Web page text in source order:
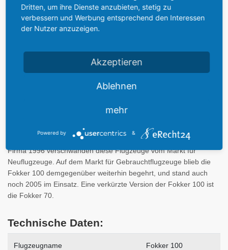
Fokker 100 war eine Weiterentwicklung der Fokker F-28
Fellowship, von der sie sich durch einen gestreckten Rumpf,
modernere Rolls-Royce Tay Turbofan-Triebwerke, neuere
den zu dieser Zeit fortschrittlichen Daten zählten die geringe
Lärmbelastung beim Start und bei der Landung und eine recht
Die Fokker 100 war sehr erfolgreich. Besonders in den USA
konnte man zahlreiche Maschinen dieses Typs verkaufen. Auch in
Europa fanden sich zahlreiche Abnehmer, die dieses moderne
Konzept des Regionaljets benötigten. Doch mit dem Konkurs der
Firma 1996 verschwanden diese Flugzeuge vom Markt für
Neuflugzeuge. Auf dem Markt für Gebrauchtflugzeuge blieb die
Fokker 100 demgegenüber weiterhin begehrt, und stand auch
noch 2005 im Einsatz. Eine verkürzte Version der Fokker 100 ist
die Fokker 70.
Technische Daten:
Flugzeugname Fokker 100
Dritten, um ihre Dienste anzubieten, stetig zu
verbessern und Werbung entsprechend den Interessen
der Nutzer anzuzeigen.
Akzeptieren
Ablehnen
mehr
Powered by &